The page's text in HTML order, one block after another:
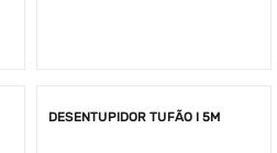
DESENTUPIDOR TUFÃO I 5M